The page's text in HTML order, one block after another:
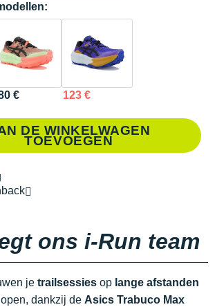
€ 123 €
DE WINKELWAGEN
TOEVOEGEN
ons i-Run team
je trailsessies op lange afstanden
dankzij de Asics Trabuco Max